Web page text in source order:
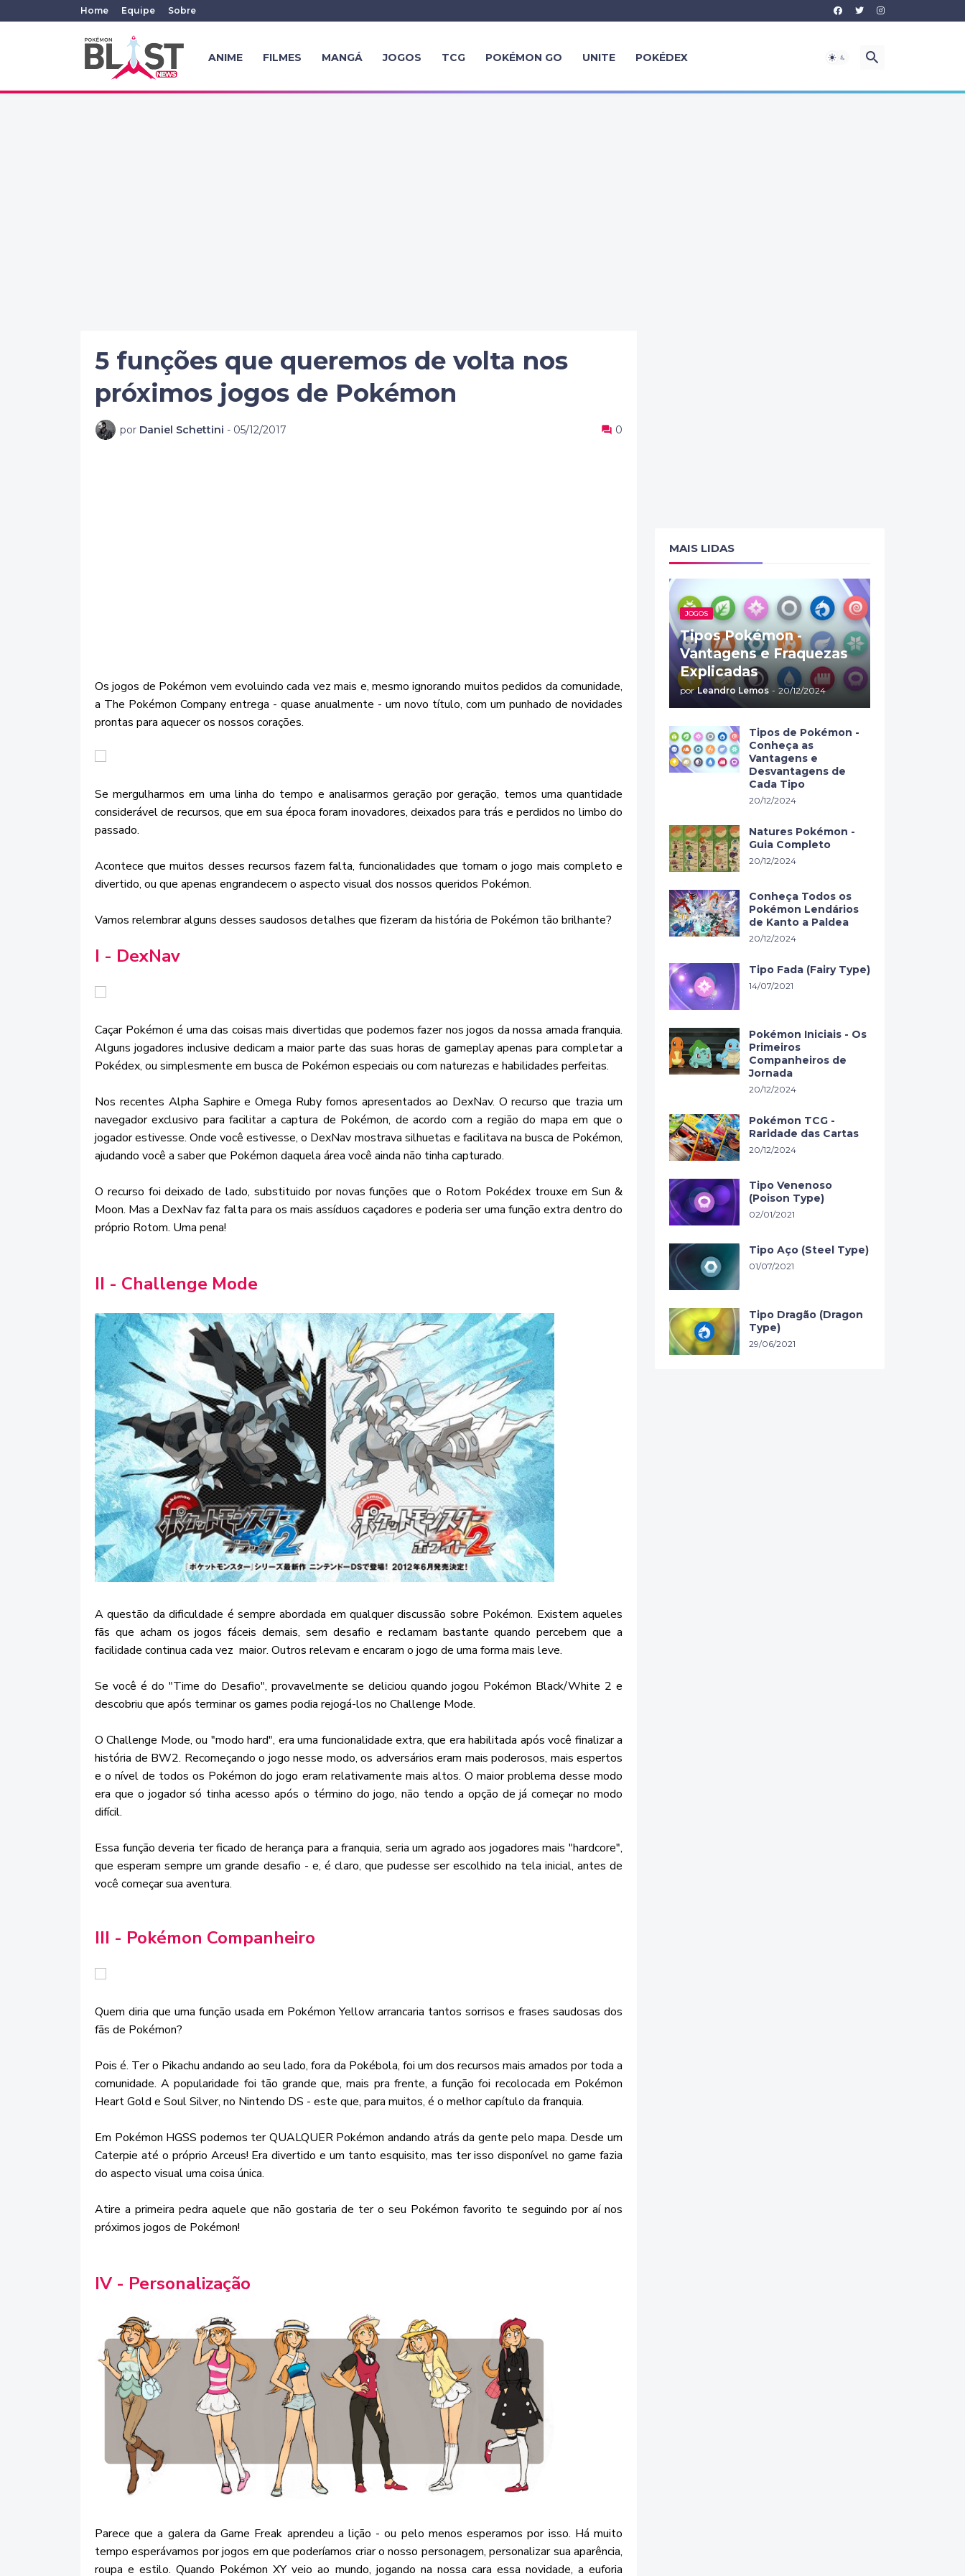
Home Equipe Sobre
ANIME FILMES MANGÁ JOGOS TCG POKÉMON GO UNITE POKÉDEX
5 funções que queremos de volta nos
próximos jogos de Pokémon
por Daniel Schettini - 05/12/2017 0
Os jogos de Pokémon vem evoluindo cada vez mais e, mesmo ignorando muitos pedidos da comunidade,
a The Pokémon Company entrega - quase anualmente - um novo título, com um punhado de novidades
prontas para aquecer os nossos corações.
Se mergulharmos em uma linha do tempo e analisarmos geração por geração, temos uma quantidade
considerável de recursos, que em sua época foram inovadores, deixados para trás e perdidos no limbo do
passado.
Acontece que muitos desses recursos fazem falta, funcionalidades que tornam o jogo mais completo e
divertido, ou que apenas engrandecem o aspecto visual dos nossos queridos Pokémon.
Vamos relembrar alguns desses saudosos detalhes que fizeram da história de Pokémon tão brilhante?
I - DexNav
Caçar Pokémon é uma das coisas mais divertidas que podemos fazer nos jogos da nossa amada franquia.
Alguns jogadores inclusive dedicam a maior parte das suas horas de gameplay apenas para completar a
Pokédex, ou simplesmente em busca de Pokémon especiais ou com naturezas e habilidades perfeitas.
Nos recentes Alpha Saphire e Omega Ruby fomos apresentados ao DexNav. O recurso que trazia um
navegador exclusivo para facilitar a captura de Pokémon, de acordo com a região do mapa em que o
jogador estivesse. Onde você estivesse, o DexNav mostrava silhuetas e facilitava na busca de Pokémon,
ajudando você a saber que Pokémon daquela área você ainda não tinha capturado.
O recurso foi deixado de lado, substituido por novas funções que o Rotom Pokédex trouxe em Sun &
Moon. Mas a DexNav faz falta para os mais assíduos caçadores e poderia ser uma função extra dentro do
próprio Rotom. Uma pena!
II - Challenge Mode
A questão da dificuldade é sempre abordada em qualquer discussão sobre Pokémon. Existem aqueles
fãs que acham os jogos fáceis demais, sem desafio e reclamam bastante quando percebem que a
facilidade continua cada vez maior. Outros relevam e encaram o jogo de uma forma mais leve.
Se você é do "Time do Desafio", provavelmente se deliciou quando jogou Pokémon Black/White 2 e
descobriu que após terminar os games podia rejogá-los no Challenge Mode.
O Challenge Mode, ou "modo hard", era uma funcionalidade extra, que era habilitada após você finalizar a
história de BW2. Recomeçando o jogo nesse modo, os adversários eram mais poderosos, mais espertos
e o nível de todos os Pokémon do jogo eram relativamente mais altos. O maior problema desse modo
era que o jogador só tinha acesso após o término do jogo, não tendo a opção de já começar no modo
difícil.
Essa função deveria ter ficado de herança para a franquia, seria um agrado aos jogadores mais "hardcore",
que esperam sempre um grande desafio - e, é claro, que pudesse ser escolhido na tela inicial, antes de
você começar sua aventura.
III - Pokémon Companheiro
Quem diria que uma função usada em Pokémon Yellow arrancaria tantos sorrisos e frases saudosas dos
fãs de Pokémon?
Pois é. Ter o Pikachu andando ao seu lado, fora da Pokébola, foi um dos recursos mais amados por toda a
comunidade. A popularidade foi tão grande que, mais pra frente, a função foi recolocada em Pokémon
Heart Gold e Soul Silver, no Nintendo DS - este que, para muitos, é o melhor capítulo da franquia.
Em Pokémon HGSS podemos ter QUALQUER Pokémon andando atrás da gente pelo mapa. Desde um
Caterpie até o próprio Arceus! Era divertido e um tanto esquisito, mas ter isso disponível no game fazia
do aspecto visual uma coisa única.
Atire a primeira pedra aquele que não gostaria de ter o seu Pokémon favorito te seguindo por aí nos
próximos jogos de Pokémon!
IV - Personalização
Parece que a galera da Game Freak aprendeu a lição - ou pelo menos esperamos por isso. Há muito
tempo esperávamos por jogos em que poderíamos criar o nosso personagem, personalizar sua aparência,
roupa e estilo. Quando Pokémon XY veio ao mundo, jogando na nossa cara essa novidade, a euforia
MAIS LIDAS
JOGOS
Tipos Pokémon -
Vantagens e Fraquezas
Explicadas
por Leandro Lemos - 20/12/2024
Tipos de Pokémon -
Conheça as
Vantagens e
Desvantagens de
Cada Tipo
20/12/2024
Natures Pokémon -
Guia Completo
20/12/2024
Conheça Todos os
Pokémon Lendários
de Kanto a Paldea
20/12/2024
Tipo Fada (Fairy Type)
14/07/2021
Pokémon Iniciais - Os
Primeiros
Companheiros de
Jornada
20/12/2024
Pokémon TCG -
Raridade das Cartas
20/12/2024
Tipo Venenoso
(Poison Type)
02/01/2021
Tipo Aço (Steel Type)
01/07/2021
Tipo Dragão (Dragon
Type)
29/06/2021